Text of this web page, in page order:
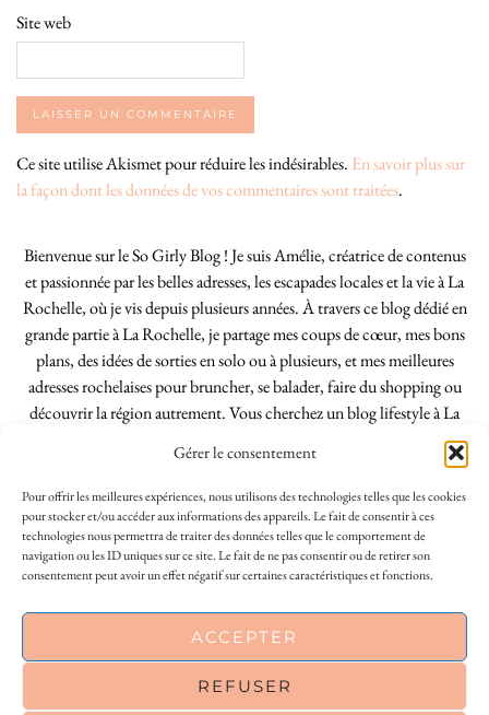
This site uses cookies to deliver its services
agree to its use of cookies. Learn more
Gérer le consentement
Pour offrir les meilleures expériences, nous utilisons des technologies telles que les cookies
pour stocker et/ou accéder aux informations des appareils. Le fait de consentir à ces
technologies nous permettra de traiter des données telles que le comportement de
navigation ou les ID uniques sur ce site. Le fait de ne pas consentir ou de retirer son
consentement peut avoir un effet négatif sur certaines caractéristiques et fonctions.
ACCEPTER
REFUSER
Site web
Ce site utilise Akismet pour réduire les indésirables. En savoir plus sur
la façon dont les données de vos commentaires sont traitées.
Bienvenue sur le So Girly Blog ! Je suis Amélie, créatrice de contenus
et passionnée par les belles adresses, les escapades locales et la vie à La
Rochelle, où je vis depuis plusieurs années. À travers ce blog dédié en
grande partie à La Rochelle, je partage mes coups de cœur, mes bons
plans, des idées de sorties en solo ou à plusieurs, et mes meilleures
adresses rochelaises pour bruncher, se balader, faire du shopping ou
découvrir la région autrement. Vous cherchez un blog lifestyle à La
Rochelle, tenu par une locale ? Vous êtes au bon endroit. Que vous
soyez Rochelais·e ou de passage dans notre belle ville, j’espère que mes
articles vous aideront à profiter de La Rochelle comme un·e vrai·e
initié·e. !